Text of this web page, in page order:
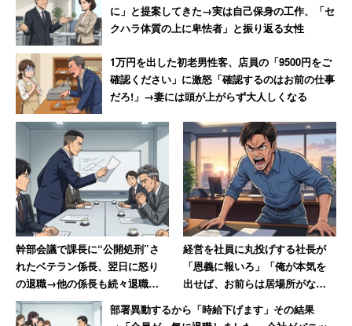
と憤りを隠せない。なお、東京都では4月30日から7日
間、毎日自主的に休業した理美容室については1店舗につ
き15万円、2店舗以上の場合は30万円給付金支給が決定し
ている。
※キャリコネニュースでは引き続き「【新型コロナ】国に
期待する支援策は？」や「【新型コロナ】給付金10万円の
使い道は？」に関するアンケートを募集しています。
に」と提案してきた→実は自己保身の工作、「セ
クハラ体質の上に卑怯者」と振り返る女性
1万円を出した初老男性客、店員の「9500円をご
確認ください」に激怒「確認するのはお前の仕事
だろ!」→妻には頭が上がらず大人しくなる
幹部会議で課長に“公開処刑”さ
れたベテラン係長、翌日に怒り
の退職→他の係長も続々退職し
て「6つあった現場は1つに」
経営を社員に丸投げする社長が
「恩義に報いろ」「俺が本気を
出せば、お前らは居場所がなく
なる」発言 激怒した男性、社
長を罵倒して退職【後編】
部署異動するから「時給下げます」その結果